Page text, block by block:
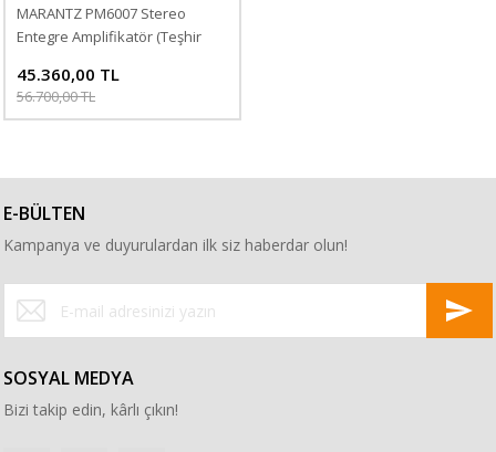
MARANTZ PM6007 Stereo
Entegre Amplifikatör (Teşhir
45.360,00 TL
56.700,00 TL
E-BÜLTEN
Kampanya ve duyurulardan ilk siz haberdar olun!
SOSYAL MEDYA
Bizi takip edin, kârlı çıkın!